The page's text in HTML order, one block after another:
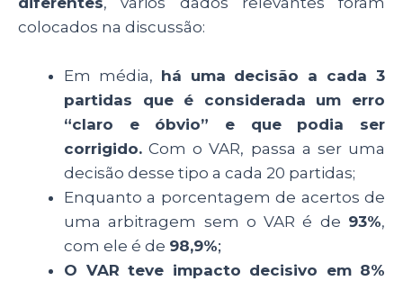
colocados na discussão:
Em média, há uma decisão a cada 3
partidas que é considerada um erro
“claro e óbvio” e que podia ser
corrigido. Com o VAR, passa a ser uma
decisão desse tipo a cada 20 partidas;
Enquanto a porcentagem de acertos de
uma arbitragem sem o VAR é de 93%,
com ele é de 98,9%;
O VAR teve impacto decisivo em 8%